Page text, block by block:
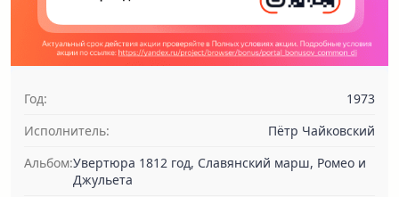
Год:
1973
Исполнитель:
Пётр Чайковский
Альбом:Увертюра 1812 год, Славянский марш, Ромео и
Джульета